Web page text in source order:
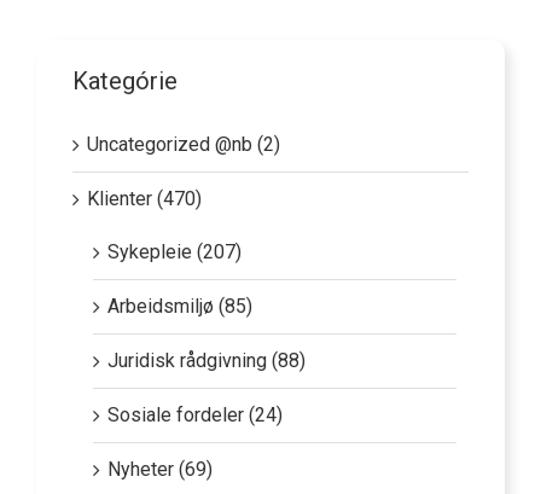
Kategórie
Uncategorized @nb (2)
Klienter (470)
Sykepleie (207)
Arbeidsmiljø (85)
Juridisk rådgivning (88)
Sosiale fordeler (24)
Nyheter (69)